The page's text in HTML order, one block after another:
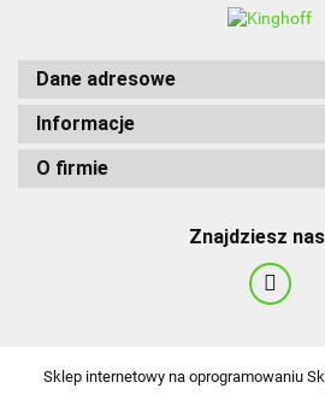
Dane adresowe
Informacje
O firmie
Znajdziesz
Sklep internetowy na oprogramowaniu